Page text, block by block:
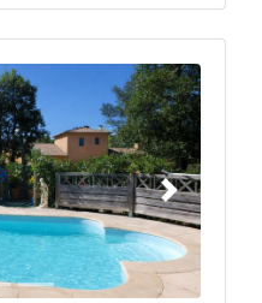
Suivant